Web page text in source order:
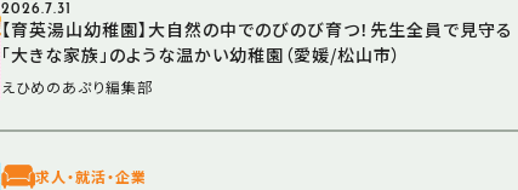
2026.7.31
【育英湯山幼稚園】大自然の中でのびのび育つ！先生全員で見守る
「大きな家族」のような温かい幼稚園（愛媛/松山市）
えひめのあぷり編集部
求人・就活・企業